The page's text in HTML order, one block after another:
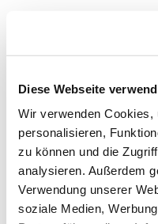
Diese Webseite
Wir verwenden Cookies,
personalisieren,
zu können und die
analysieren. Außerdem
Verwendung unserer
soziale Medien,
Dies